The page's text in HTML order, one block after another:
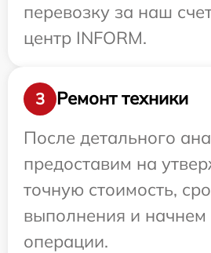
перевозку за наш
центр INFORM.
3
Ремонт техники
После детального
предоставим на
точную стоимость,
выполнения и
операции.